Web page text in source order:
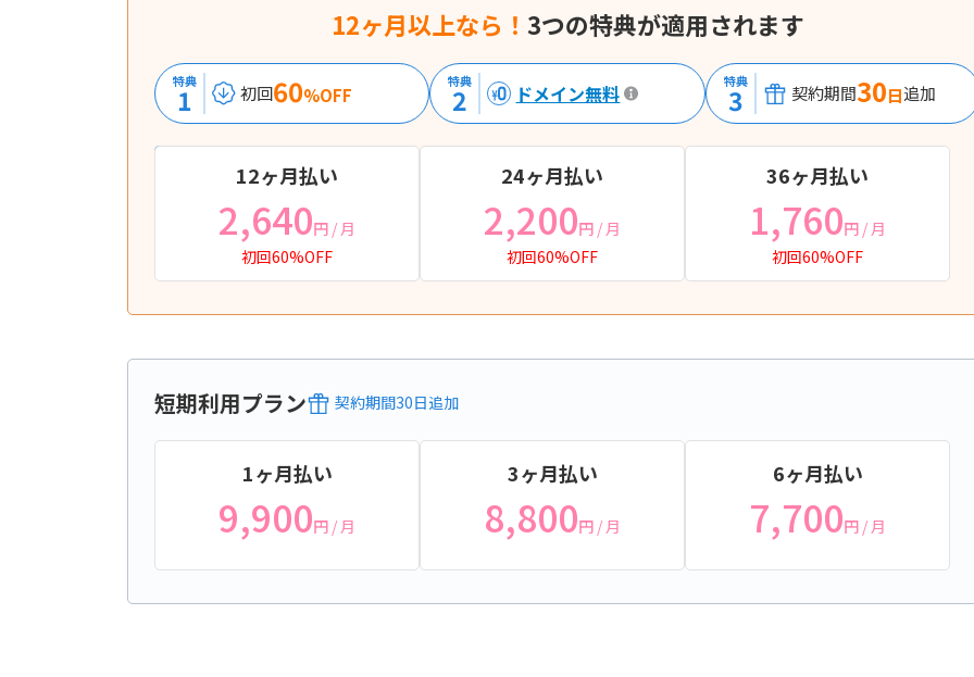
12ヶ月以上なら！ 3つの特典が適用されます
特典
1 初回60%OFF
特典
2 ドメイン無料 特典
3 契約期間30日追加
12ヶ月払い
2,640円 / 月
初回60%OFF
24ヶ月払い
2,200円 / 月
初回60%OFF
36ヶ月払い
1,760円 / 月
初回60%OFF
短期利用プラン 契約期間30日追加
1ヶ月払い
9,900円 / 月
3ヶ月払い
8,800円 / 月
6ヶ月払い
7,700円 / 月